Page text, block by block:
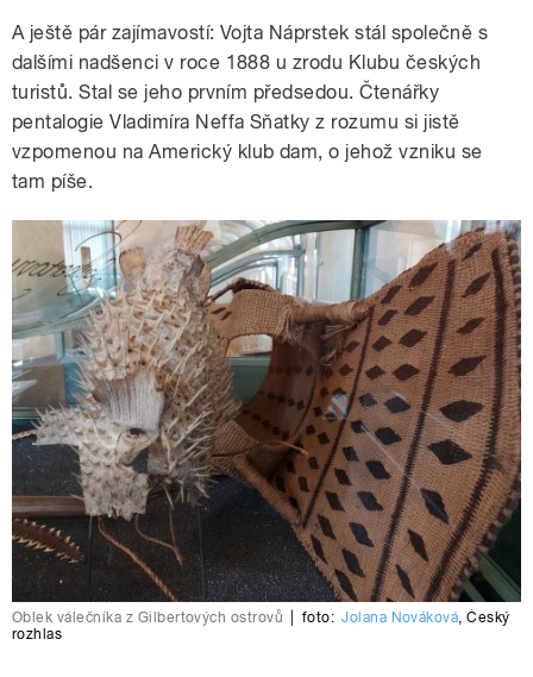
A ještě pár zajímavostí: Vojta Náprstek stál společně s
dalšími nadšenci v roce 1888 u zrodu Klubu českých
turistů. Stal se jeho prvním předsedou. Čtenářky
pentalogie Vladimíra Neffa Sňatky z rozumu si jistě
vzpomenou na Americký klub dam, o jehož vzniku se
tam píše.
Oblek válečníka z Gilbertových ostrovů foto: Jolana Nováková,Český
rozhlas